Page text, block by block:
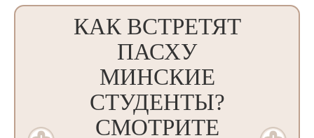
КАК ВСТРЕТЯТ
ПАСХУ
МИНСКИЕ
СТУДЕНТЫ?
СМОТРИТЕ